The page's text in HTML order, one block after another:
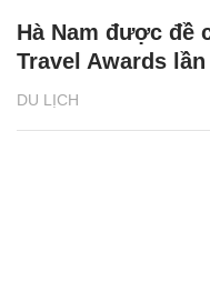
DU LỊCH
Hà Nam được đề
Travel Awards